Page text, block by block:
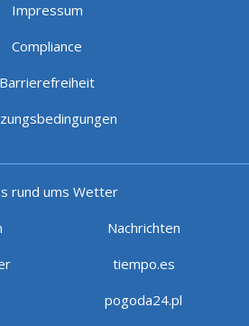
Impressum
Compliance
Barrierefreiheit
rund ums Wetter
Nachrichten
tiempo.es
pogoda24.pl